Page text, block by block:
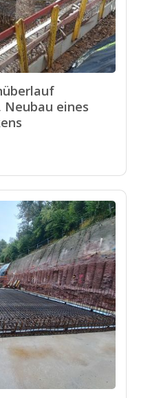
eines